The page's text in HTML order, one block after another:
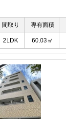
間取り 専有面積
2LDK 60.03㎡